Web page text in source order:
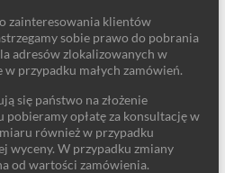
zainteresowania klientów
sobie prawo do pobrania
adresów zlokalizowanych w
przypadku małych zamówień.
się państwo na złożenie
opłatę za konsultację w
również w przypadku
wyceny. W przypadku zmiany
od wartości zamówienia.